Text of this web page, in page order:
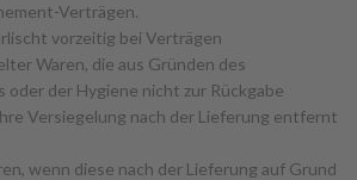
Verträgen.
vorzeitig bei Verträgen
Waren, die aus Gründen des
der Hygiene nicht zur Rückgabe
Versiegelung nach der Lieferung entfernt
wenn diese nach der Lieferung auf Grund